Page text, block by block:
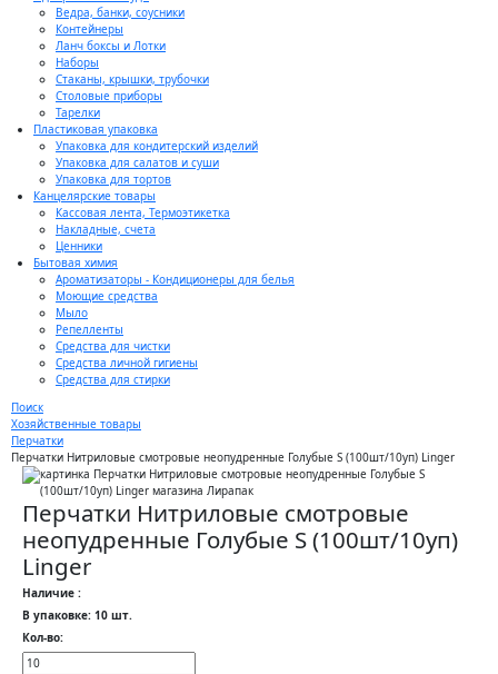
Ведра, банки, соусники
Контейнеры
Ланч боксы и Лотки
Наборы
Стаканы, крышки, трубочки
Столовые приборы
Тарелки
Пластиковая упаковка
Упаковка для кондитерский изделий
Упаковка для салатов и суши
Упаковка для тортов
Канцелярские товары
Кассовая лента, Термоэтикетка
Накладные, счета
Ценники
Бытовая химия
Ароматизаторы - Кондиционеры для белья
Моющие средства
Мыло
Репелленты
Средства для чистки
Средства личной гигиены
Средства для стирки
Поиск
Хозяйственные товары
Перчатки
Перчатки Нитриловые смотровые неопудренные Голубые S (100шт/10уп) Linger
Перчатки Нитриловые смотровые
неопудренные Голубые S (100шт/10уп)
Linger
Наличие :
В упаковке: 10 шт.
Кол-во: